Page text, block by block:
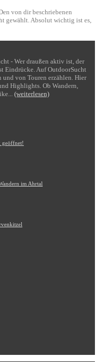
von dir beschriebenen
gewählt. Absolut wichtig ist es,
- Wer draußen aktiv ist, der
Eindrücke. Auf OutdoorSucht
und von Touren erzählen. Hier
Highlights. Ob Wandern,
(weiterlesen)
geöffnet!
im Ahrtal